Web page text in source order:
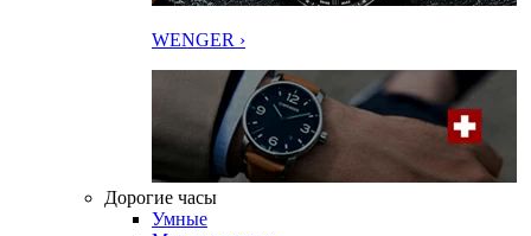
WENGER ›
Дорогие часы
Умные